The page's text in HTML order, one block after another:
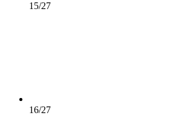
15/27
16/27